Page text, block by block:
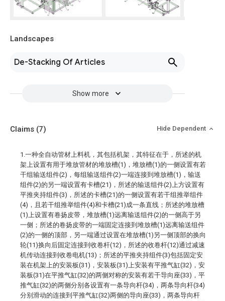
Landscapes
De-Stacking Of Articles
Show more
Claims (7) Hide Dependent
1.一种全自动管材上料机，其包括机架，其特征在于，所述的机
架上设置有用于堆放管材的堆放槽(1)，堆放槽(1)的一侧设置有若
干组输送组件(2)，每组输送组件(2)一端连接到堆放槽(1)，输送
组件(2)的另一端设置有卡槽(21)，所述的输送组件(2)上方设置有
平推夹持组件(3)，所述的卡槽(21)的一侧设置有若干组推举组件
(4)，且若干组推举组件(4)和卡槽(21)成一条直线；所述的堆放槽
(1)上设置有卷扬皮带，堆放槽(1)远离输送组件(2)的一侧高于另
一侧；所述的卷扬皮带的一端固定连接到堆放槽(1)远离输送组件
(2)的一侧的顶部，另一端通过设置在堆放槽(1)另一侧顶部的换向
轮(11)换向后固定连接到收卷杆(12)，所述的收卷杆(12)通过减速
机传动连接到收卷电机(13)；所述的平推夹持组件(3)包括固定安
装在机架上的安装板(31)，安装板(31)上安装有平推气缸(32)，安
装板(31)在平推气缸(32)的两侧对称的安装有若干导向座(33)，平
推气缸(32)的两侧分别各设置有一条导向杆(34)，两条导向杆(34)
分别滑动的连接到平推气缸(32)两侧的导向座(33)，两条导向杆